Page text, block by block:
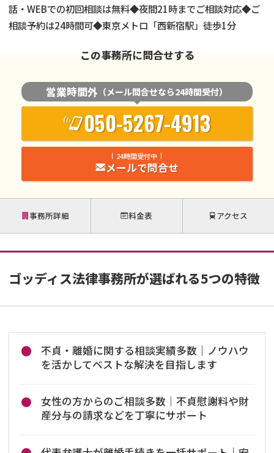
話・WEBでの初回相談は無料◆夜間21時までご相談対応◆ご
相談予約は24時間可◆東京メトロ「西新宿駅」徒歩1分
この事務所に問合せする
営業時間外 （メール問合せなら24時間受付）
050-5267-4913
24時間受付中
メールで問合せ
事務所詳細 料金表 アクセス
ゴッディス法律事務所が選ばれる5つの特徴
不貞・離婚に関する相談実績多数｜ノウハウ
を活かしてベストな解決を目指します
女性の方からのご相談多数｜不貞慰謝料や財
産分与の請求などを丁寧にサポート